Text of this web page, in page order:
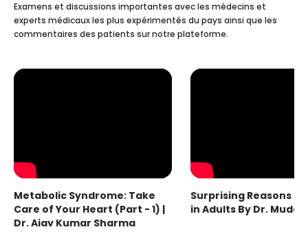
Examens et discussions importantes avec les médecins et
experts médicaux les plus expérimentés du pays ainsi que les
commentaires des patients sur notre plateforme.
Metabolic Syndrome: Take
Care of Your Heart (Part - 1) |
Dr. Ajay Kumar Sharma
Surprising Reasons
in Adults By Dr.